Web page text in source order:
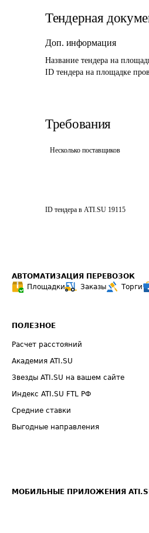
Тендерная
Доп. информация
Название тендера на
ID тендера на площадке
Требования
Несколько поставщиков
ID тендера в ATI.SU 19115
АВТОМАТИЗАЦИЯ ПЕРЕВОЗОК
Площадки
Заказы Торги
ПОЛЕЗНОЕ
Расчет расстояний
Академия ATI.SU
Звезды ATI.SU на вашем сайте
Индекс ATI.SU FTL РФ
Средние ставки
Выгодные направления
МОБИЛЬНЫЕ ПРИЛОЖЕНИЯ